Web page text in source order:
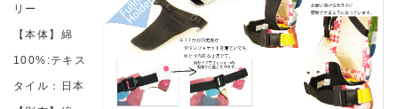
リー
【本体】綿
100%:テキス
タイル：日本